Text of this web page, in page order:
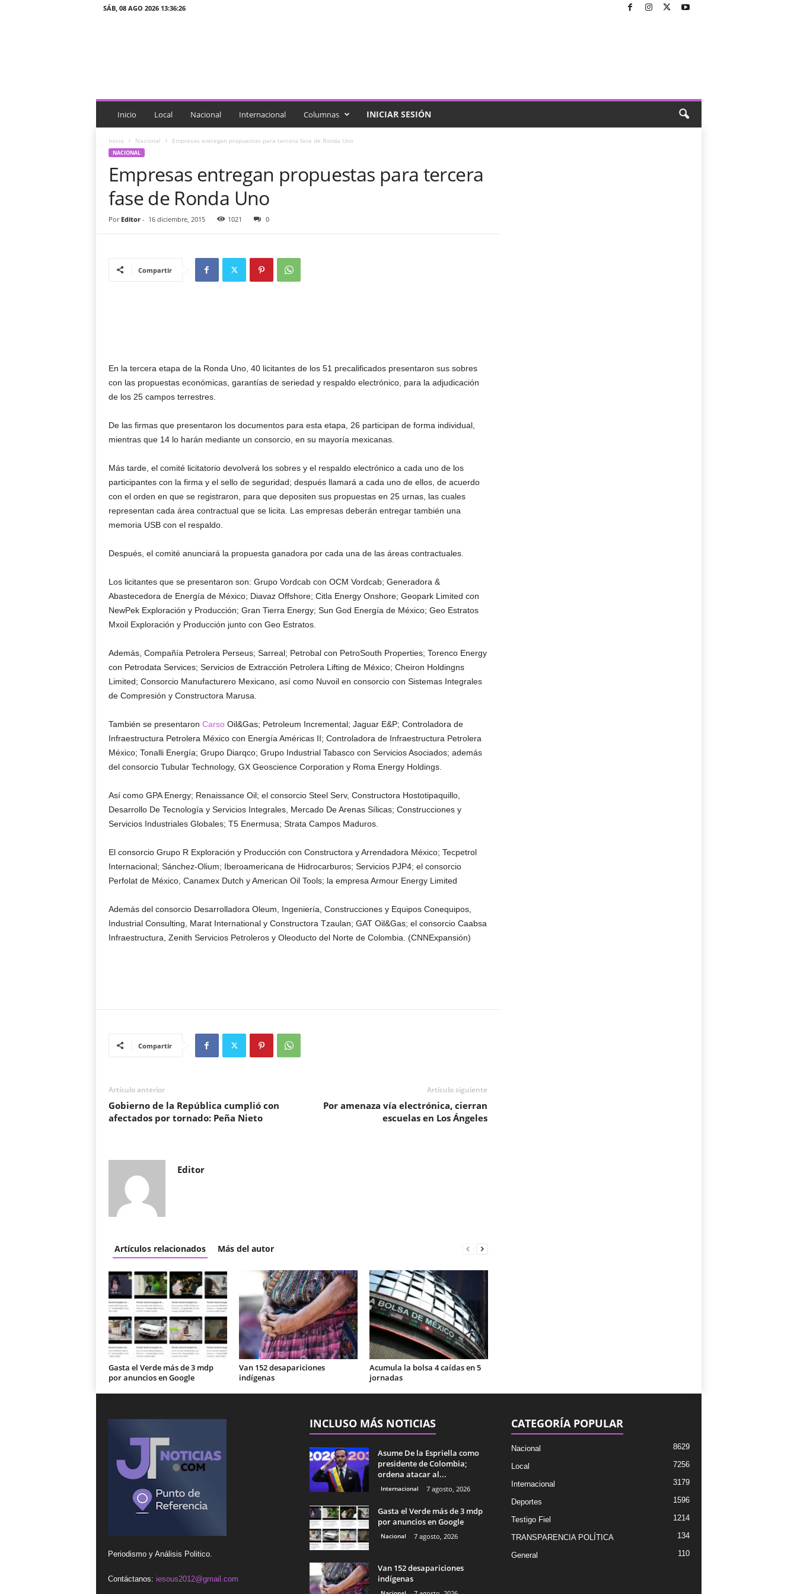
SÁB, 08 AGO 2026 13:36:26
c
a
Inicio Local Nacional Internacional Columnas INICIAR SESIÓN
Inicio Nacional Empresas entregan propuestas para tercera fase de Ronda Uno
NACIONAL
Empresas entregan propuestas para tercera
fase de Ronda Uno
Por Editor- 16 diciembre, 2015 1021 0
Compartir
En la tercera etapa de la Ronda Uno, 40 licitantes de los 51 precalificados presentaron sus sobres
con las propuestas económicas, garantías de seriedad y respaldo electrónico, para la adjudicación
de los 25 campos terrestres.
De las firmas que presentaron los documentos para esta etapa, 26 participan de forma individual,
mientras que 14 lo harán mediante un consorcio, en su mayoría mexicanas.
Más tarde, el comité licitatorio devolverá los sobres y el respaldo electrónico a cada uno de los
participantes con la firma y el sello de seguridad; después llamará a cada uno de ellos, de acuerdo
con el orden en que se registraron, para que depositen sus propuestas en 25 urnas, las cuales
representan cada área contractual que se licita. Las empresas deberán entregar también una
memoria USB con el respaldo.
Después, el comité anunciará la propuesta ganadora por cada una de las áreas contractuales.
Los licitantes que se presentaron son: Grupo Vordcab con OCM Vordcab; Generadora &
Abastecedora de Energía de México; Diavaz Offshore; Citla Energy Onshore; Geopark Limited con
NewPek Exploración y Producción; Gran Tierra Energy; Sun God Energía de México; Geo Estratos
Mxoil Exploración y Producción junto con Geo Estratos.
Además, Compañía Petrolera Perseus; Sarreal; Petrobal con PetroSouth Properties; Torenco Energy
con Petrodata Services; Servicios de Extracción Petrolera Lifting de México; Cheiron Holdingns
Limited; Consorcio Manufacturero Mexicano, así como Nuvoil en consorcio con Sistemas Integrales
de Compresión y Constructora Marusa.
También se presentaron CarsoOil&Gas; Petroleum Incremental; Jaguar E&P; Controladora de
Infraestructura Petrolera México con Energía Américas II; Controladora de Infraestructura Petrolera
México; Tonalli Energía; Grupo Diarqco; Grupo Industrial Tabasco con Servicios Asociados; además
del consorcio Tubular Technology, GX Geoscience Corporation y Roma Energy Holdings.
Así como GPA Energy; Renaissance Oil; el consorcio Steel Serv, Constructora Hostotipaquillo,
Desarrollo De Tecnología y Servicios Integrales, Mercado De Arenas Sílicas; Construcciones y
Servicios Industriales Globales; T5 Enermusa; Strata Campos Maduros.
El consorcio Grupo R Exploración y Producción con Constructora y Arrendadora México; Tecpetrol
Internacional; Sánchez-Olium; Iberoamericana de Hidrocarburos; Servicios PJP4; el consorcio
Perfolat de México, Canamex Dutch y American Oil Tools; la empresa Armour Energy Limited
Además del consorcio Desarrolladora Oleum, Ingeniería, Construcciones y Equipos Conequipos,
Industrial Consulting, Marat International y Constructora Tzaulan; GAT Oil&Gas; el consorcio Caabsa
Infraestructura, Zenith Servicios Petroleros y Oleoducto del Norte de Colombia. (CNNExpansión)
Compartir
Artículo anterior
Gobierno de la República cumplió con
afectados por tornado: Peña Nieto
Artículo siguiente
Por amenaza vía electrónica, cierran
escuelas en Los Ángeles
Editor
Artículos relacionados Más del autor
Gasta el Verde más de 3 mdp
por anuncios en Google
Van 152 desapariciones
indígenas
Acumula la bolsa 4 caídas en 5
jornadas
Periodismo y Análisis Politico.
Contáctanos: iesous2012@gmail.com
INCLUSO MÁS NOTICIAS
Asume De la Espriella como
presidente de Colombia;
ordena atacar al...
Internacional 7 agosto, 2026
Gasta el Verde más de 3 mdp
por anuncios en Google
Nacional 7 agosto, 2026
Van 152 desapariciones
indígenas
CATEGORÍA POPULAR
Nacional 8629
Local 7256
Internacional 3179
Deportes 1596
Testigo Fiel 1214
TRANSPARENCIA POLÍTICA 134
General 110